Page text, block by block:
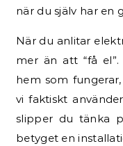
när du själv har en
När du anlitar
mer än att “få
hem som
vi faktiskt
slipper du tänka
betyget en